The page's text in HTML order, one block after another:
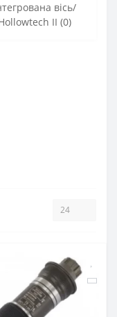
вісь/
II (0)